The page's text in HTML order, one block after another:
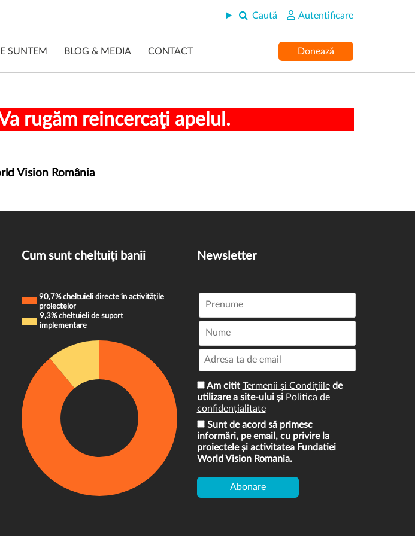
Caută Autentificare
SUNTEM BLOG & MEDIA CONTACT Donează
rugăm reincercaţi apelul.
Vision România
Cum sunt cheltuiţi banii
90,7% cheltuieli directe în activitățile
proiectelor
9,3% cheltuieli de suport
implementare
Newsletter
Am citit Termenii și Condițiilede
utilizare a site-ului și Politica de
confidențialitate
Sunt de acord să primesc
informări, pe email, cu privire la
proiectele și activitatea Fundatiei
World Vision Romania.